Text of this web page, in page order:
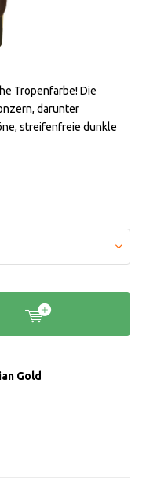
Tropenfarbe! Die
darunter
streifenfreie dunkle
Gold